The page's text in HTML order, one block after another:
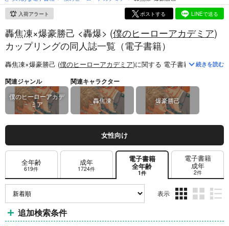
入荷アラート ポストする LINEで送る
轟焦凍×爆豪勝己 <轟爆> (僕のヒーローアカデミア)
カップリングの同人誌一覧（電子書籍）
轟焦凍×爆豪勝己 (僕のヒーローアカデミア)に関する 電子書籍は、1件お
続きを読む
関連ジャンル
僕のヒーローアカデ
ミア
関連キャラクター
轟焦凍 爆豪勝己
女性向け
全年齢
619件
成年
1724件
電子書籍
全年齢
1件
電子書籍
成年
2件
表示
ム
ム
ム
追加検索条件